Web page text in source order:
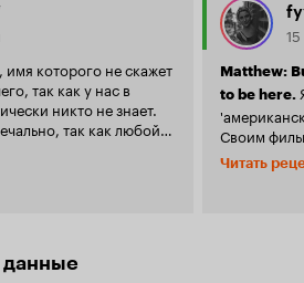
которого не скажет
так как у нас в
никто не знает.
так как любой
чем любая из
что бы понимать
глубине, выставляя на
Matthew: But why
to be here.
Своим
(который я
который
Читать